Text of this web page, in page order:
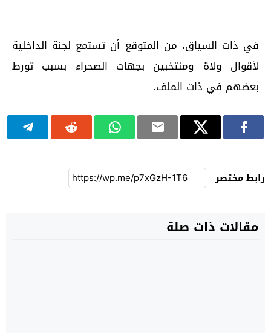
في ذات السياق، من المتوقع أن تستمع لجنة الداخلية
لأقوال ولاة ومنتخبين بجهات الصحراء بسبب تورط
بعضهم في ذات الملف.
رابط مختصر
مقالات ذات صلة